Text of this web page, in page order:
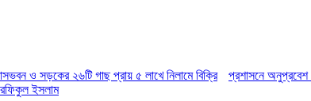
ও সড়কের ২৬টি গাছ প্রায় ৫ লাখে নিলামে বিক্রি
প্রশাসনে অনুপ্রবেশ
রফিকুল ইসলাম